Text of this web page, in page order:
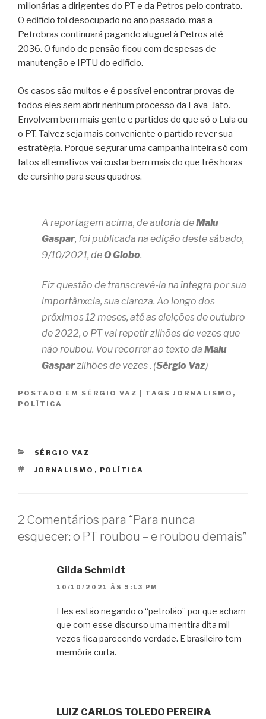
milionárias a dirigentes do PT e da Petros pelo contrato.
O edifício foi desocupado no ano passado, mas a
Petrobras continuará pagando aluguel à Petros até
2036. O fundo de pensão ficou com despesas de
manutenção e IPTU do edifício.
Os casos são muitos e é possível encontrar provas de
todos eles sem abrir nenhum processo da Lava-Jato.
Envolvem bem mais gente e partidos do que só o Lula ou
o PT. Talvez seja mais conveniente o partido rever sua
estratégia. Porque segurar uma campanha inteira só com
fatos alternativos vai custar bem mais do que três horas
de cursinho para seus quadros.
A reportagem acima, de autoria deMalu
Gaspar, foi publicada na edição deste sábado,
9/10/2021, deO Globo.
Fiz questão de transcrevê-la na íntegra por sua
importânxcia, sua clareza. Ao longo dos
próximos 12 meses, até as eleições de outubro
de 2022, o PT vai repetir zilhões de vezes que
não roubou. Vou recorrer ao texto da Malu
Gasparzilhões de vezes . (Sérgio Vaz)
POSTADO EM SÉRGIO VAZ TAGS JORNALISMO ,
POLÍTICA
CATEGORIAS
SÉRGIO VAZ
TAGS
JORNALISMO , POLÍTICA
2 Comentários para “Para nunca
esquecer: o PT roubou – e roubou demais”
Gilda Schmidt
10/10/2021 ÀS 9:13 PM
Eles estão negando o “petrolão” por que acham
que com esse discurso uma mentira dita mil
vezes fica parecendo verdade. E brasileiro tem
memória curta.
LUIZ CARLOS TOLEDO PEREIRA